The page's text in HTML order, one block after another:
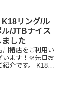
、他店で断られ
ちい...
K18リング/ル
ル/JTBナイス
ました
川椿店をご利用い
います！🔆先日お
紹介です。 K18リ